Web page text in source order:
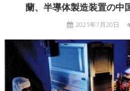
蘭、半導体製造装置の中
2021年7月20日